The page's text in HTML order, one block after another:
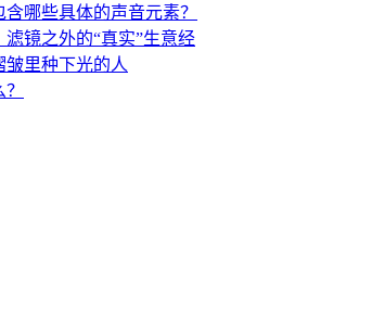
哪些具体的声音元素？
滤镜之外的“真实”生意经
皱里种下光的人